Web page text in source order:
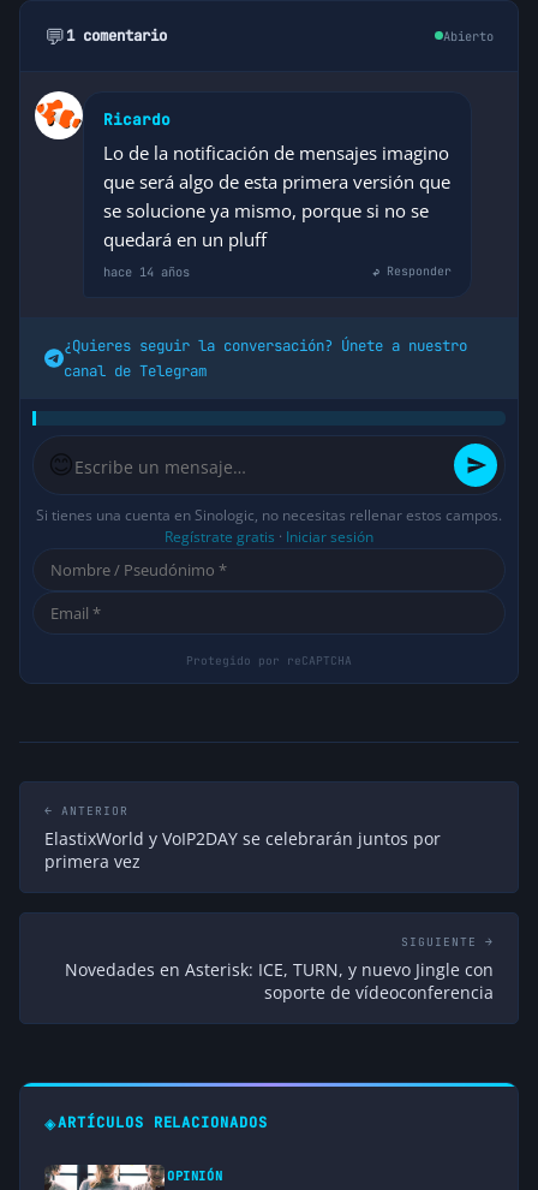
💬1 comentario Abierto
Ricardo
Lo de la notificación de mensajes imagino
que será algo de esta primera versión que
se solucione ya mismo, porque si no se
quedará en un pluff
hace 14 años ↩ Responder
¿Quieres seguir la conversación? Únete a nuestro
canal de Telegram
😊
Si tienes una cuenta en Sinologic, no necesitas rellenar estos campos.
Regístrate gratis · Iniciar sesión
← ANTERIOR
ElastixWorld y VoIP2DAY se celebrarán juntos por
primera vez
SIGUIENTE →
Novedades en Asterisk: ICE, TURN, y nuevo Jingle con
soporte de vídeoconferencia
◈ARTÍCULOS RELACIONADOS
OPINIÓN